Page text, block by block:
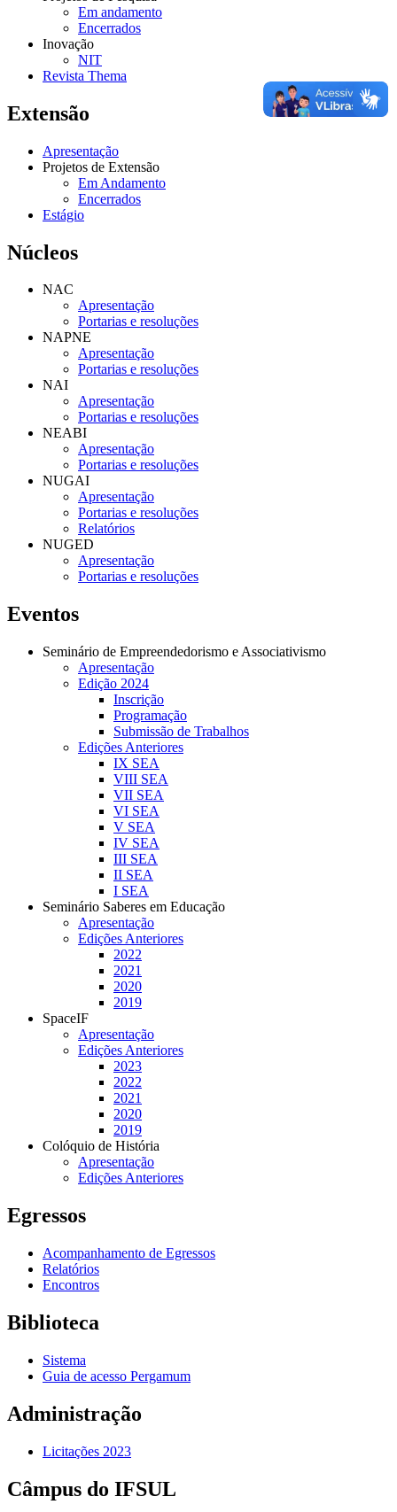
Em andamento
Encerrados
Inovação
NIT
Revista Thema
Extensão
Apresentação
Projetos de Extensão
Em Andamento
Encerrados
Estágio
Núcleos
NAC
Apresentação
Portarias e resoluções
NAPNE
Apresentação
Portarias e resoluções
NAI
Apresentação
Portarias e resoluções
NEABI
Apresentação
Portarias e resoluções
NUGAI
Apresentação
Portarias e resoluções
Relatórios
NUGED
Apresentação
Portarias e resoluções
Eventos
Seminário de Empreendedorismo e Associativismo
Apresentação
Edição 2024
Inscrição
Programação
Submissão de Trabalhos
Edições Anteriores
IX SEA
VIII SEA
VII SEA
VI SEA
V SEA
IV SEA
III SEA
II SEA
I SEA
Seminário Saberes em Educação
Apresentação
Edições Anteriores
2022
2021
2020
2019
SpaceIF
Apresentação
Edições Anteriores
2023
2022
2021
2020
2019
Colóquio de História
Apresentação
Edições Anteriores
Egressos
Acompanhamento de Egressos
Relatórios
Encontros
Biblioteca
Sistema
Guia de acesso Pergamum
Administração
Licitações 2023
Câmpus do IFSUL